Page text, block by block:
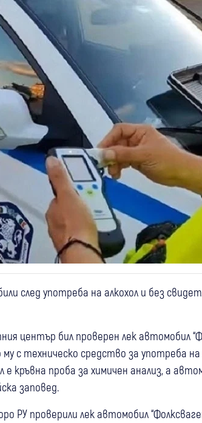
след употреба на алкохол и без
център бил проверен лек автомобил
с техническо средство за употреба на
е кръвна проба за химичен анализ, а
заповед.
РУ проверили лек автомобил